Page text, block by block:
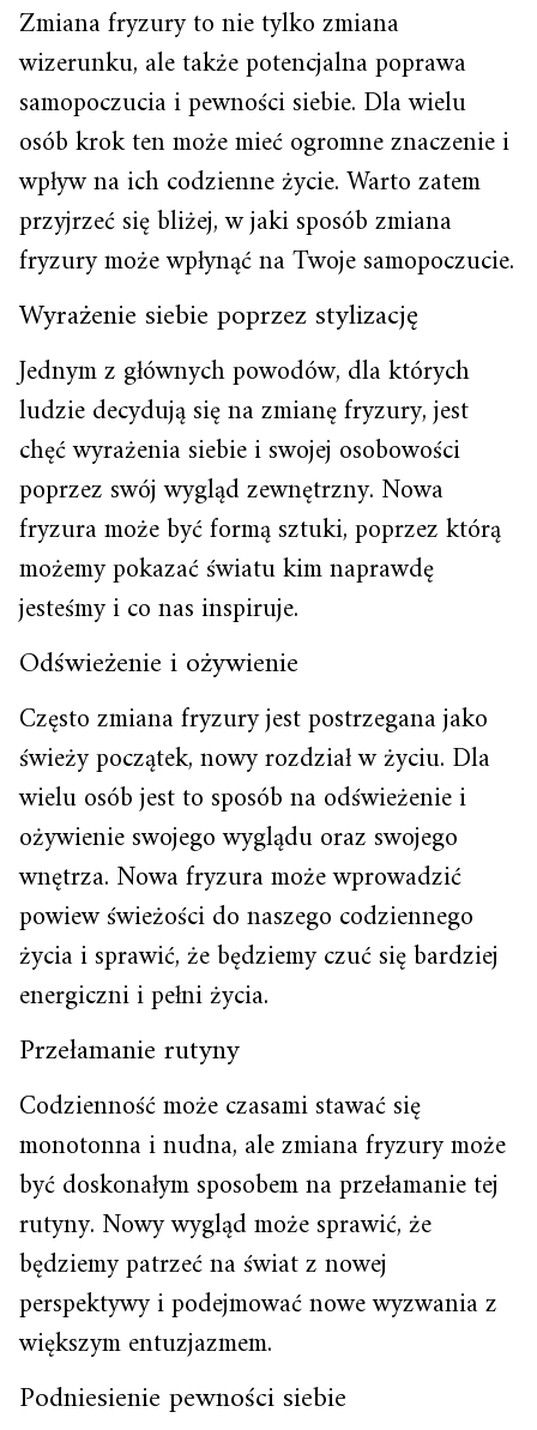
Zmiana fryzury to nie tylko zmiana
wizerunku, ale także potencjalna poprawa
samopoczucia i pewności siebie. Dla wielu
osób krok ten może mieć ogromne znaczenie i
wpływ na ich codzienne życie. Warto zatem
przyjrzeć się bliżej, w jaki sposób zmiana
fryzury może wpłynąć na Twoje samopoczucie.
Wyrażenie siebie poprzez stylizację
Jednym z głównych powodów, dla których
ludzie decydują się na zmianę fryzury, jest
chęć wyrażenia siebie i swojej osobowości
poprzez swój wygląd zewnętrzny. Nowa
fryzura może być formą sztuki, poprzez którą
możemy pokazać światu kim naprawdę
jesteśmy i co nas inspiruje.
Odświeżenie i ożywienie
Często zmiana fryzury jest postrzegana jako
świeży początek, nowy rozdział w życiu. Dla
wielu osób jest to sposób na odświeżenie i
ożywienie swojego wyglądu oraz swojego
wnętrza. Nowa fryzura może wprowadzić
powiew świeżości do naszego codziennego
życia i sprawić, że będziemy czuć się bardziej
energiczni i pełni życia.
Przełamanie rutyny
Codzienność może czasami stawać się
monotonna i nudna, ale zmiana fryzury może
być doskonałym sposobem na przełamanie tej
rutyny. Nowy wygląd może sprawić, że
będziemy patrzeć na świat z nowej
perspektywy i podejmować nowe wyzwania z
większym entuzjazmem.
Podniesienie pewności siebie